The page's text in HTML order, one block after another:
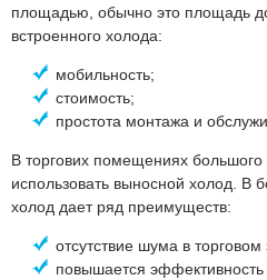
площадью, обычно это площадь
встроенного холода:
мобильность;
стоимость;
простота монтажа и
В торгових помещениях
использовать выносной холод. В
холод дает ряд преимуществ:
отсутствие шума в торговом
повышается